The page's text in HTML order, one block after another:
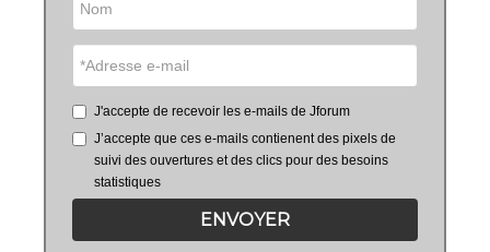
J'accepte de recevoir les e-mails de Jforum
J’accepte que ces e-mails contienent des pixels de
suivi des ouvertures et des clics pour des besoins
statistiques
ENVOYER